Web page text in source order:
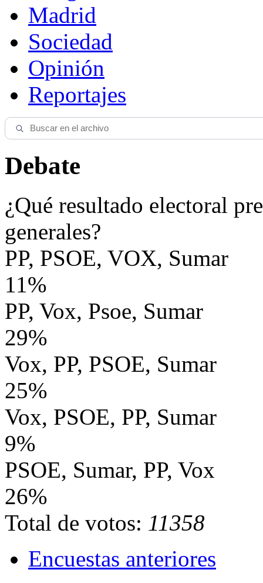
Madrid
Sociedad
Opinión
Reportajes
Debate
¿Qué resultado electoral
generales?
PP, PSOE, VOX, Sumar
11%
PP, Vox, Psoe, Sumar
29%
Vox, PP, PSOE, Sumar
25%
Vox, PSOE, PP, Sumar
9%
PSOE, Sumar, PP, Vox
26%
Total de votos: 11358
Encuestas anteriores